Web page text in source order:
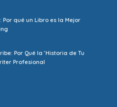
qué un Libro es la Mejor
Por Qué la ‘Historia de Tu
Profesional